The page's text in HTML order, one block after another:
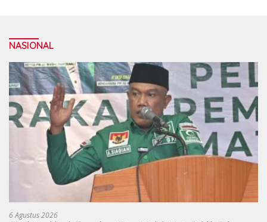
NASIONAL
6 Agustus 2026